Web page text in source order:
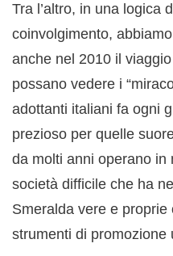
Tra l’altro, in una logica
coinvolgimento,
anche nel 2010 il
possano vedere i
adottanti italiani fa ogni
prezioso per quelle
da molti anni operano in
società difficile che ha
Smeralda vere e
strumenti di promozione